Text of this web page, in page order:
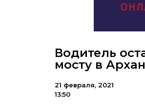
Водитель
мосту в
21 февраля, 2021
13:50